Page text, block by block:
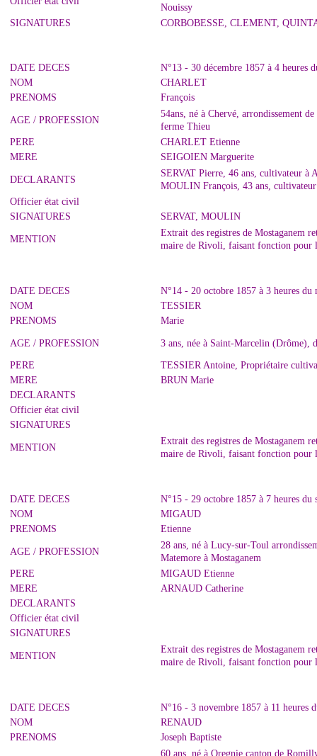
Nouissy
SIGNATURES
CORBOBESSE, CLEMENT,
DATE DECES
N°13 - 30 décembre 1857 à 4 heures
NOM
CHARLET
PRENOMS
François
AGE / PROFESSION
54ans, né à Chervé, arrondissement
ferme Thieu
PERE
CHARLET Etienne
MERE
SEIGOIEN Marguerite
DECLARANTS
SERVAT Pierre, 46 ans, cultivateur à
MOULIN François, 43 ans,
Officier état civil
SIGNATURES
SERVAT, MOULIN
MENTION
Extrait des registres de Mostaganem
maire de Rivoli, faisant fonction pour
DATE DECES
N°14 - 20 octobre 1857 à 3 heures du
NOM
TESSIER
PRENOMS
Marie
AGE / PROFESSION 3 ans, née à Saint-Marcelin (Drôme),
PERE
TESSIER Antoine, Propriétaire
MERE
BRUN Marie
DECLARANTS
Officier état civil
SIGNATURES
MENTION
Extrait des registres de Mostaganem
maire de Rivoli, faisant fonction pour
DATE DECES
N°15 - 29 octobre 1857 à 7 heures du
NOM
MIGAUD
PRENOMS
Etienne
AGE / PROFESSION
28 ans, né à Lucy-sur-Toul
Matemore à Mostaganem
PERE
MIGAUD Etienne
MERE
ARNAUD Catherine
DECLARANTS
Officier état civil
SIGNATURES
MENTION
Extrait des registres de Mostaganem
maire de Rivoli, faisant fonction pour
DATE DECES
N°16 - 3 novembre 1857 à 11 heures
NOM
RENAUD
PRENOMS
Joseph Baptiste
60 ans, né à Oregnie canton de